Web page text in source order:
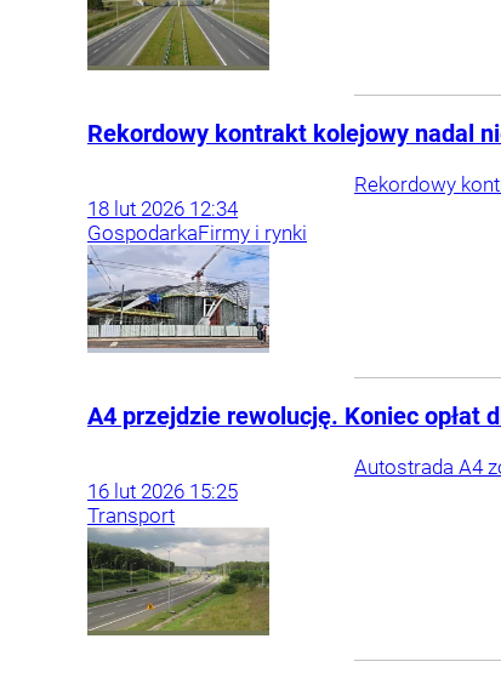
Rekordowy kontrakt kolejowy nadal
Rekordowy
18 lut 2026 12:34
GospodarkaFirmy i rynki
A4 przejdzie rewolucję. Koniec opłat
Autostrada A4
16 lut 2026 15:25
Transport